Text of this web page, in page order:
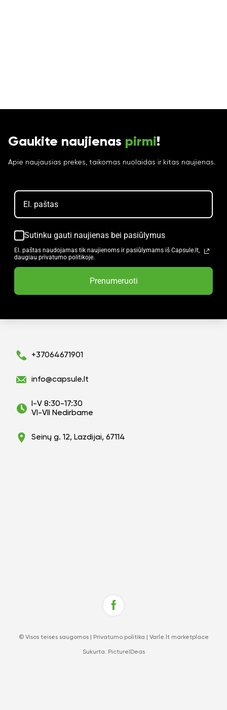
Gaukite naujienas pirmi!
Apie naujausias prekes, taikomas nuolaidas ir kitas naujienas.
Sutinku gauti naujienas bei pasiūlymus
El. paštas naudojamas tik naujienoms ir pasiūlymams iš Capsule.lt,
daugiau privatumo politikoje.
Prenumeruoti
+37064671901
info@capsule.lt
I-V 8:30-17:30
VI-VII Nedirbame
Seinų g. 12, Lazdijai, 67114
© Visos teisės saugomos | Privatumo politika Varle.lt marketplace
Sukurta: PictureIDeas